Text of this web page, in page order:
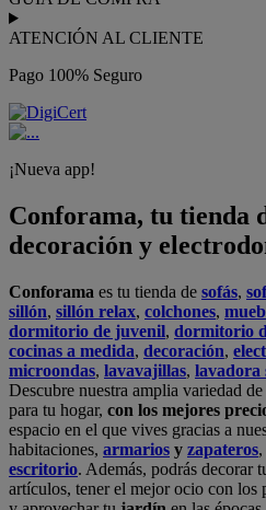
ATENCIÓN AL CLIENTE
Pago 100% Seguro
¡Nueva app!
Conforama, tu tienda
decoración y
Conforama es tu tienda de sofás,
sillón, sillón relax, colchones,
dormitorio de juvenil, dormitorio
cocinas a medida, decoración,
microondas, lavavajillas, lavadora
Descubre nuestra amplia variedad
para tu hogar, con los mejores
espacio en el que vives gracias a
habitaciones, armarios y zapateros,
escritorio. Además, podrás decorar
artículos, tener el mejor ocio con los